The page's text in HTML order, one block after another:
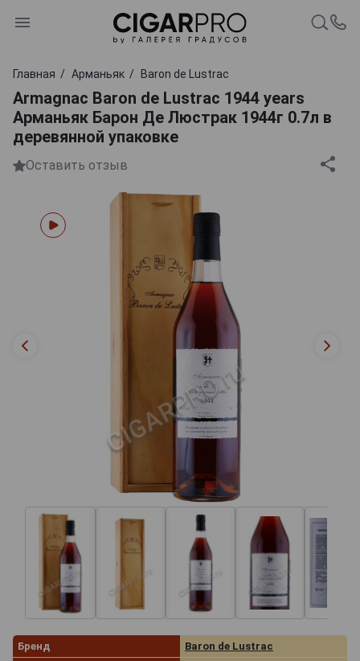
Главная Арманьяк Baron de Lustrac
Armagnac Baron de Lustrac 1944 years
Арманьяк Барон Де Люстрак 1944г 0.7л в
деревянной упаковке
Оставить отзыв
Бренд
Baron de Lustrac